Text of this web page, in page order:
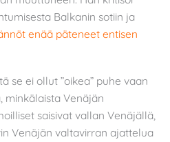
Balkanin sotiin ja
enää päteneet entisen
se ei ollut ”oikea” puhe vaan
minkälaista Venäjän
saisivat vallan Venäjällä,
Venäjän valtavirran ajattelua